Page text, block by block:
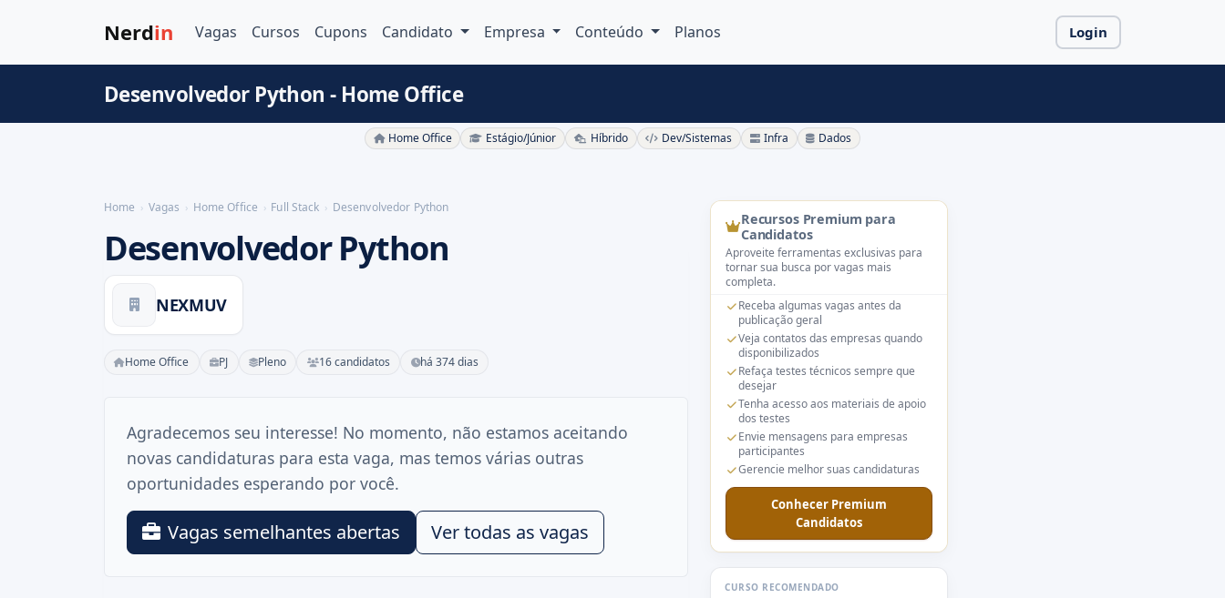
Nerdin Vagas Cursos Cupons Candidato Empresa Conteúdo Planos Login
Desenvolvedor Python - Home Office
Home Office Estágio/Júnior Híbrido Dev/Sistemas Infra Dados
Home Vagas Home Office Full Stack Desenvolvedor Python
Desenvolvedor Python
NEXMUV
Home Office PJ Pleno 16 candidatos há 374 dias
Agradecemos seu interesse! No momento, não estamos aceitando
novas candidaturas para esta vaga, mas temos várias outras
oportunidades esperando por você.
Vagas semelhantes abertas Ver todas as vagas
Recursos Premium para
Candidatos
Aproveite ferramentas exclusivas para
tornar sua busca por vagas mais
completa.
Receba algumas vagas antes da
publicação geral
Veja contatos das empresas quando
disponibilizados
Refaça testes técnicos sempre que
desejar
Tenha acesso aos materiais de apoio
dos testes
Envie mensagens para empresas
participantes
Gerencie melhor suas candidaturas
Conhecer Premium
Candidatos
CURSO RECOMENDADO